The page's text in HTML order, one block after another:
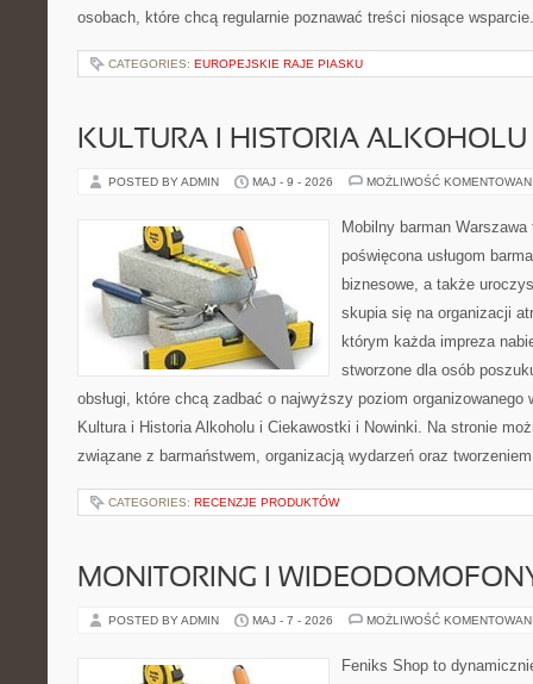
osobach, które chcą regularnie poznawać treści niosące
CATEGORIES: EUROPEJSKIE RAJE PIASKU
KULTURA I HISTORIA ALKOHOLU
POSTED BY ADMIN MAJ - 9 - 2026 MOŻLIWOŚĆ
Mobilny barman
poświęcona usługom
biznesowe, a także
skupia się na organizacji
którym każda impreza
stworzone dla osób
obsługi, które chcą zadbać o najwyższy poziom organizowanego
Kultura i Historia Alkoholu i Ciekawostki i Nowinki. Na stronie
związane z barmaństwem, organizacją wydarzeń oraz
CATEGORIES: RECENZJE PRODUKTÓW
MONITORING I
POSTED BY ADMIN MAJ - 7 - 2026 MOŻLIWOŚĆ
Feniks Shop to